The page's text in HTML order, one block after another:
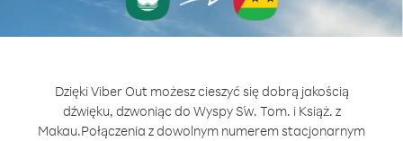
Dzięki Viber Out możesz cieszyć się dobrą jakością
dźwięku, dzwoniąc do Wyspy Św. Tom. i Książ. z
Makau.Połączenia z dowolnym numerem stacjonarnym